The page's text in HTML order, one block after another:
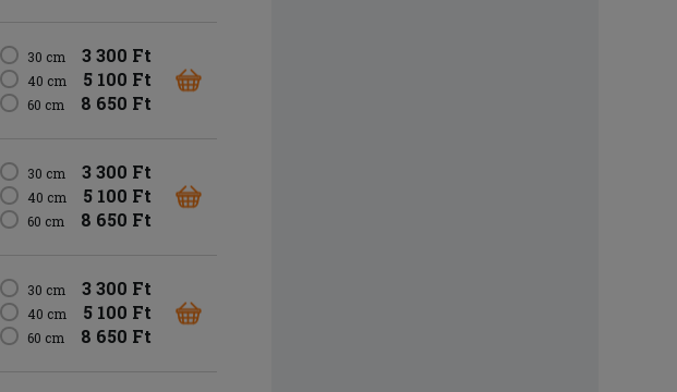
30 cm 3 300 Ft
40 cm 5 100 Ft
60 cm 8 650 Ft
30 cm 3 300 Ft
40 cm 5 100 Ft
60 cm 8 650 Ft
30 cm 3 300 Ft
40 cm 5 100 Ft
60 cm 8 650 Ft